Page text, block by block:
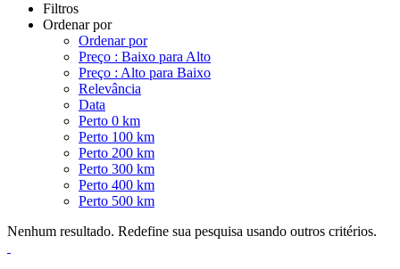
Filtros
Ordenar por
Ordenar por
Preço : Baixo para Alto
Preço : Alto para Baixo
Relevância
Data
Perto 0 km
Perto 100 km
Perto 200 km
Perto 300 km
Perto 400 km
Perto 500 km
Nenhum resultado. Redefine sua pesquisa usando outros critérios.